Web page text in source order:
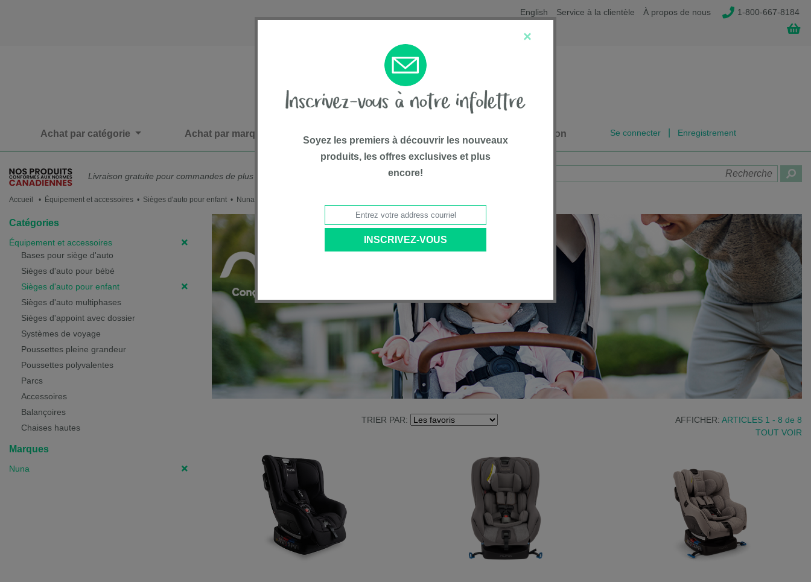
English Service à la clientèle À propos de nous 1-800-667-8184
Achat par catégorie Achat par marque Liquidation Se connecter Enregistrement
Livraison gratuite pour commandes de plus de 75$*
Accueil • Équipement et accessoires • Sièges d'auto pour enfant • Nuna
Catégories
Équipement et accessoires
Bases pour siège d'auto
Sièges d'auto pour bébé
Sièges d'auto pour enfant
Sièges d'auto multiphases
Sièges d'appoint avec dossier
Systèmes de voyage
Poussettes pleine grandeur
Poussettes polyvalentes
Parcs
Accessoires
Balançoires
Chaises hautes
Marques
Nuna
TRIER PAR: AFFICHER: ARTICLES 1 - 8 de 8
TOUT VOIR
×
Soyez les premiers à découvrir les nouveaux
produits, les offres exclusives et plus
encore!